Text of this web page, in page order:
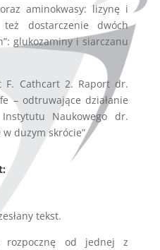
aminokwasy: lizynę i
dostarczenie dwóch
glukozaminy i siarczanu
F. Cathcart 2. Raport dr.
– odtruwające działanie
Naukowego dr.
duzym skrócie”
tekst.
rozpocznę od jednej z